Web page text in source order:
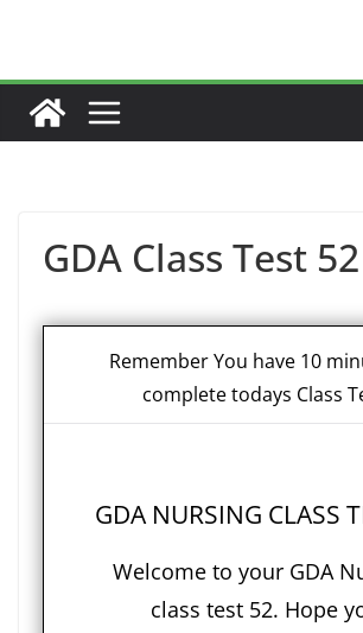
GDA Class Test 52
Remember You have 10
complete todays Class
GDA NURSING CLASS
Welcome to your GDA
class test 52. Hope